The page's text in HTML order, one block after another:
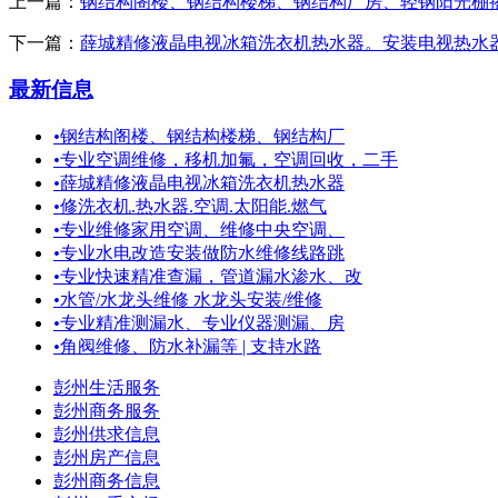
下一篇： 薛城精修液晶电视冰箱洗衣机热水器。安装电视热水
最新信息
•钢结构阁楼、钢结构楼梯、钢结构厂
•专业空调维修，移机加氟，空调回收，二手
•薛城精修液晶电视冰箱洗衣机热水器
•修洗衣机.热水器.空调.太阳能.燃气
•专业维修家用空调、维修中央空调、
•专业水电改造安装做防水维修线路跳
•专业快速精准查漏，管道漏水渗水、改
•水管/水龙头维修 水龙头安装/维修
•专业精准测漏水、专业仪器测漏、房
•角阀维修、防水补漏等 | 支持水路
彭州生活服务
彭州商务服务
彭州供求信息
彭州房产信息
彭州商务信息